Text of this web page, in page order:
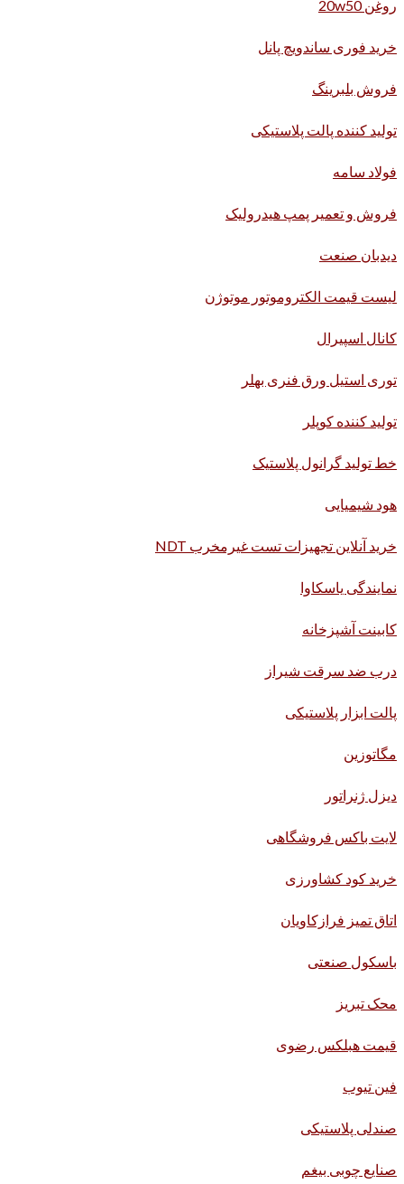
روغن 20w50
خرید فوری ساندویچ پانل
فروش بلبرینگ
تولید کننده پالت پلاستیکی
فولاد سامه
فروش و تعمیر پمپ هیدرولیک
دیدبان صنعت
لیست قیمت الکتروموتور موتوژن
کانال اسپیرال
توری استیل ورق فنری بهلر
تولید کننده کوپلر
خط تولید گرانول پلاستیک
هود شیمیایی
خرید آنلاین تجهیزات تست غیرمخرب NDT
نمایندگی یاسکاوا
کابینت آشپزخانه
درب ضد سرقت شیراز
پالت ابزار پلاستیکی
مگاتوزین
دیزل ژنراتور
لایت باکس فروشگاهی
خرید کود کشاورزی
اتاق تمیز فرازکاویان
باسکول صنعتی
محک تبریز
قیمت هبلکس رضوی
فین تیوب
صندلی پلاستیکی
صنایع چوبی بیغم